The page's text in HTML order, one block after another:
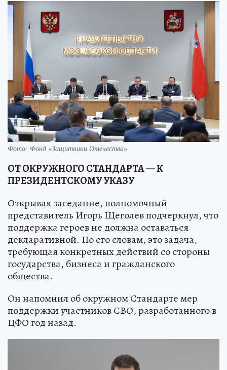
Фото: Фонд «Защитники Отечества»
ОТ ОКРУЖНОГО СТАНДАРТА — К
ПРЕЗИДЕНТСКОМУ УКАЗУ
Открывая заседание, полномочный
представитель Игорь Щеголев подчеркнул, что
поддержка героев не должна оставаться
декларативной. По его словам, это задача,
требующая конкретных действий со стороны
государства, бизнеса и гражданского
общества.
Он напомнил об окружном Стандарте мер
поддержки участников СВО, разработанного в
ЦФО год назад.